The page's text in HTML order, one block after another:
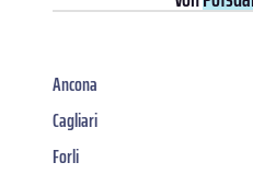
Ancona
Cagliari
Forli